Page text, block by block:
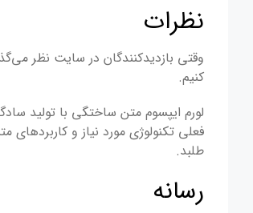
نظرات
کنیم.
لورم ایپسوم متن ساختگی با تولید
فعلی تکنولوژی مورد نیاز و
طلبد.
رسانه